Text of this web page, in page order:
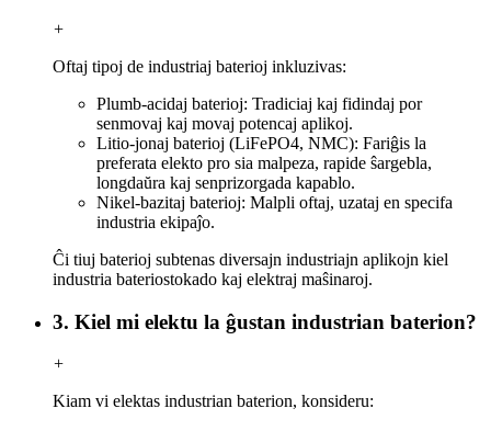
+
Oftaj tipoj de industriaj baterioj inkluzivas:
Plumb-acidaj baterioj: Tradiciaj kaj fidindaj por
senmovaj kaj movaj potencaj aplikoj.
Litio-jonaj baterioj (LiFePO4, NMC): Fariĝis la
preferata elekto pro sia malpeza, rapide ŝargebla,
longdaŭra kaj senprizorgada kapablo.
Nikel-bazitaj baterioj: Malpli oftaj, uzataj en specifa
industria ekipaĵo.
Ĉi tiuj baterioj subtenas diversajn industriajn aplikojn kiel
industria bateriostokado kaj elektraj maŝinaroj.
3. Kiel mi elektu la ĝustan industrian baterion?
+
Kiam vi elektas industrian baterion, konsideru: